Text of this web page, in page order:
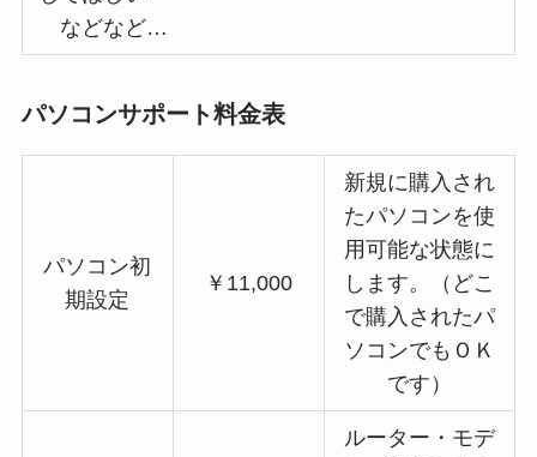
などなど…
パソコンサポート料金表
パソコン初
期設定
￥11,000
新規に購入され
たパソコンを使
用可能な状態に
します。（どこ
で購入されたパ
ソコンでもＯＫ
です）
ルーター・モデ